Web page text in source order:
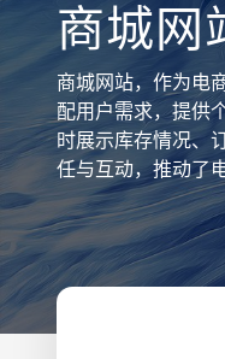
商城网
商城网站，作为电
配用户需求，提供
时展示库存情况、
任与互动，推动了